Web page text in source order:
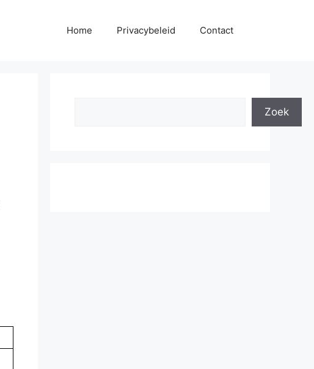
Home Privacybeleid Contact
Zoek